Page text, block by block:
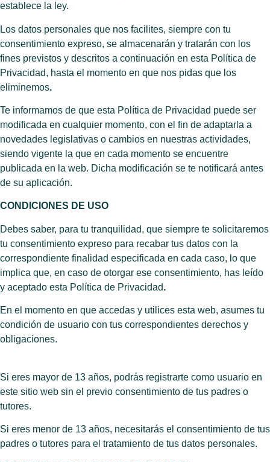
establece la ley.
Los datos personales que nos facilites, siempre con tu
consentimiento expreso, se almacenarán y tratarán con los
fines previstos y descritos a continuación en esta Política de
Privacidad, hasta el momento en que nos pidas que los
eliminemos.
Te informamos de que esta Política de Privacidad puede ser
modificada en cualquier momento, con el fin de adaptarla a
novedades legislativas o cambios en nuestras actividades,
siendo vigente la que en cada momento se encuentre
publicada en la web. Dicha modificación se te notificará antes
de su aplicación.
CONDICIONES DE USO
Debes saber, para tu tranquilidad, que siempre te solicitaremos
tu consentimiento expreso para recabar tus datos con la
correspondiente finalidad especificada en cada caso, lo que
implica que, en caso de otorgar ese consentimiento, has leído
y aceptado esta Política de Privacidad.
En el momento en que accedas y utilices esta web, asumes tu
condición de usuario con tus correspondientes derechos y
obligaciones.
Si eres mayor de 13 años, podrás registrarte como usuario en
este sitio web sin el previo consentimiento de tus padres o
tutores.
Si eres menor de 13 años, necesitarás el consentimiento de tus
padres o tutores para el tratamiento de tus datos personales.